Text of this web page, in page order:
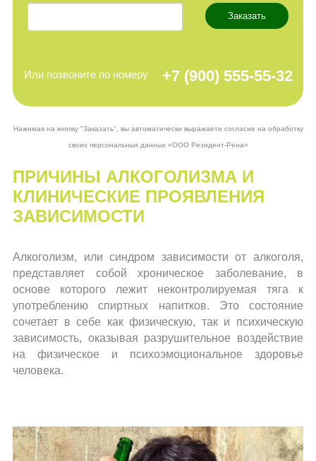
Заказать
Или позвоните по номеру +7 (900) 555-55-32
Нажимая на кнопку "Заказать", вы автоматически выражаете согласие на обработку
своих персональных данных «ООО Резидент-Рена»
ПРИЧИНЫ АЛКОГОЛИЗМА И
КЛИНИЧЕСКИЕ ПРОЯВЛЕНИЯ
ЗАВИСИМОСТИ
Алкоголизм, или синдром зависимости от алкоголя,
представляет собой хроническое заболевание, в
основе которого лежит неконтролируемая тяга к
употреблению спиртных напитков. Это состояние
сочетает в себе как физическую, так и психическую
зависимость, оказывая разрушительное воздействие
на физическое и психоэмоциональное здоровье
человека.